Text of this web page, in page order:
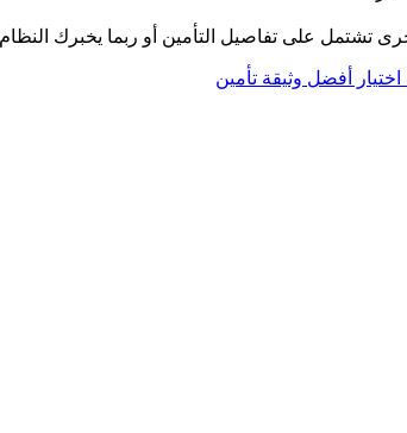
تشتمل على تفاصيل التأمين أو ربما يخبرك
أفضل وثيقة تأمين